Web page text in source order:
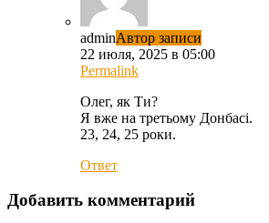
adminАвтор записи
22 июля, 2025 в 05:00
Permalink
Олег, як Ти?
Я вже на третьому Донбасі.
23, 24, 25 роки.
Ответ
Добавить комментарий